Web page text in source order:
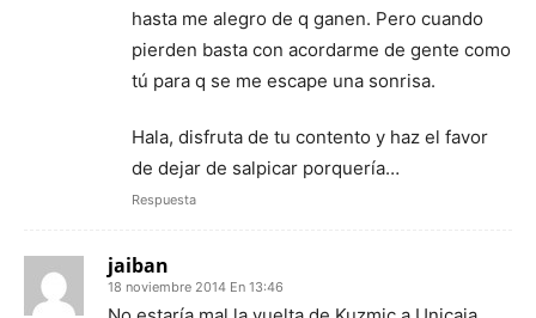
hasta me alegro de q ganen. Pero cuando
pierden basta con acordarme de gente como
tú para q se me escape una sonrisa.
Hala, disfruta de tu contento y haz el favor
de dejar de salpicar porquería…
Respuesta
jaiban
18 noviembre 2014 En 13:46